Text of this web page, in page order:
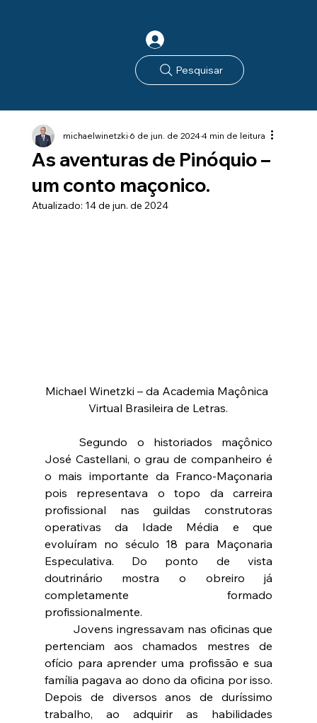
Pesquisar
As aventuras de Pinóquio –
um conto maçonico.
michaelwinetzki6 de jun. de 20244 min de leitura
Atualizado: 14 de jun. de 2024
Michael Winetzki – da Academia Maçônica
Virtual Brasileira de Letras.
	Segundo o historiados maçônico
José Castellani, o grau de companheiro é
o mais importante da Franco-Maçonaria
pois representava o topo da carreira
profissional nas guildas construtoras
operativas da Idade Média e que
evoluíram no século 18 para Maçonaria
Especulativa. Do ponto de vista
doutrinário mostra o obreiro já
completamente formado
profissionalmente.
pertenciam aos chamados mestres de
ofício para aprender uma profissão e sua
família pagava ao dono da oficina por isso.
Depois de diversos anos de duríssimo
trabalho, ao adquirir as habilidades